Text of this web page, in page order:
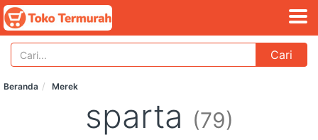
Cari
Beranda Merek
sparta (79)